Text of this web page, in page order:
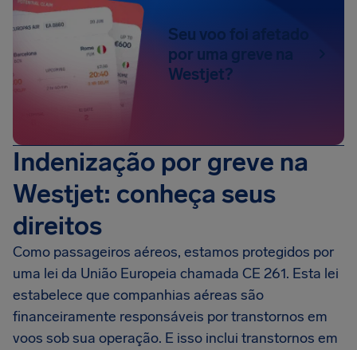
Seu voo foi afetado
por uma greve na
Westjet?
Indenização por greve na
Westjet: conheça seus
direitos
Como passageiros aéreos, estamos protegidos por
uma lei da União Europeia chamada CE 261. Esta lei
estabelece que companhias aéreas são
financeiramente responsáveis por transtornos em
voos sob sua operação. E isso inclui transtornos em